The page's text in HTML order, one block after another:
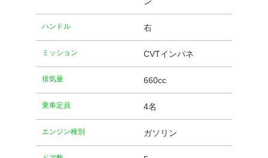
ハンドル 右
ミッション CVTインパネ
排気量 660cc
乗車定員 4名
エンジン種別 ガソリン